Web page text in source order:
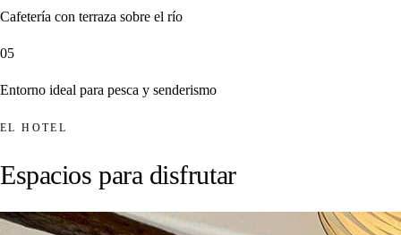
Cafetería con terraza sobre el río
05
Entorno ideal para pesca y senderismo
EL HOTEL
Espacios para disfrutar